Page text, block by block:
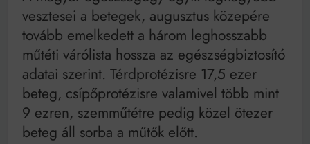
Mindenki a világot akarja uralni – de nem csak a 80-
as években
Bitumenes lapostetők: a bevált technológia akkor
működik, ha jól van felújítva
vesztesei a betegek, augusztus közepére
tovább emelkedett a három leghosszabb
műtéti várólista hossza az egészségbiztosító
adatai szerint. Térdprotézisre 17,5 ezer
beteg, csípőprotézisre valamivel több mint
9 ezren, szemműtétre pedig közel ötezer
beteg áll sorba a műtők előtt.